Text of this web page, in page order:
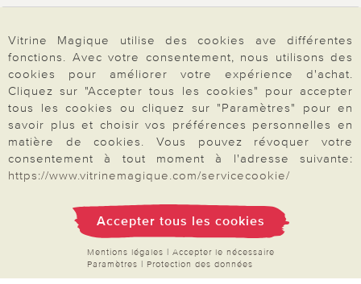
Paiement & Livraison
À propos de nous
Besoin d'aide?
Mentions légales|CGV|Données & liberté|Vie privée & cookies
Prix en Euro, TVA légale incluse
©2026 Vitrine Magique
Vitrine Magique utilise des cookies ave différentes
fonctions. Avec votre consentement, nous utilisons des
cookies pour améliorer votre expérience d'achat.
Cliquez sur "Accepter tous les cookies" pour accepter
tous les cookies ou cliquez sur "Paramètres" pour en
savoir plus et choisir vos préférences personnelles en
matière de cookies. Vous pouvez révoquer votre
consentement à tout moment à l'adresse suivante:
https://www.vitrinemagique.com/servicecookie/
Accepter tous les cookies
Mentions légales | Accepter le nécessaire
Paramètres | Protection des données